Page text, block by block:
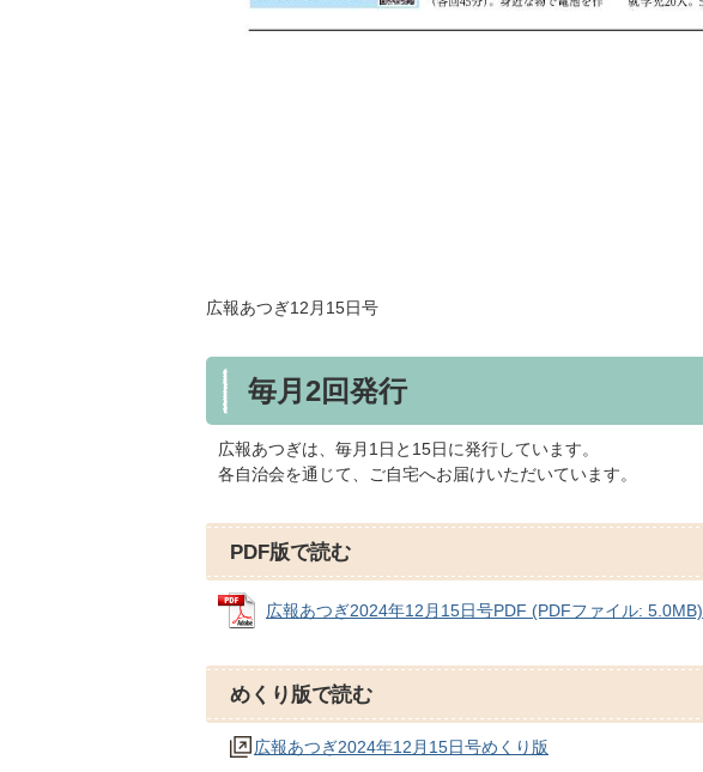
広報あつぎ12月15日号
毎月2回発行
広報あつぎは、毎月1日と15日に発行しています。
各自治会を通じて、ご自宅へお届けいただいています。
PDF版で読む
広報あつぎ2024年12月15日号PDF (PDFファイル: 5.0MB)
めくり版で読む
広報あつぎ2024年12月15日号めくり版